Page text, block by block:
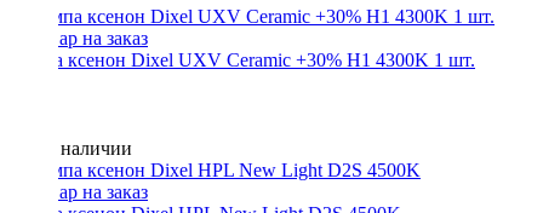
Лампа ксенон Dixel UXV Ceramic +30% H1 4300K 1 шт.
Нет в наличии